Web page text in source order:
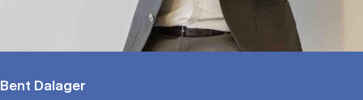
Bent Dalager